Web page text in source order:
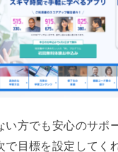
方でも安心のサポ
で目標を設定してく